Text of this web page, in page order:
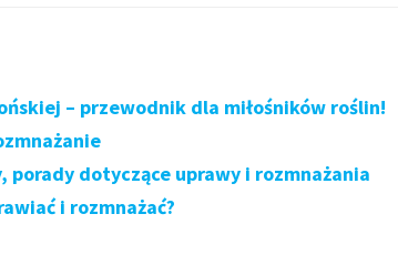
– przewodnik dla miłośników roślin!
dotyczące uprawy i rozmnażania
i rozmnażać?